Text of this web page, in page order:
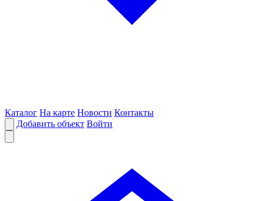
Каталог На карте Новости Контакты
Добавить объект Войти